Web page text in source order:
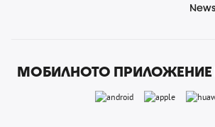
МОБИЛНОТО ПРИЛОЖЕНИЕ